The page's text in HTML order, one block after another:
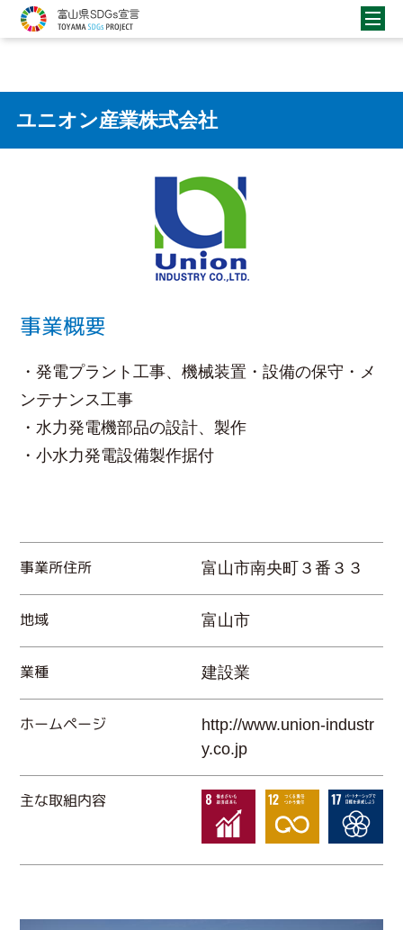
ユニオン産業株式会社
事業概要
・発電プラント工事、機械装置・設備の保守・メ
ンテナンス工事
・水力発電機部品の設計、製作
・小水力発電設備製作据付
事業所住所 富山市南央町３番３３
地域 富山市
業種 建設業
ホームページ
http://www.union-industr
y.co.jp
主な取組内容